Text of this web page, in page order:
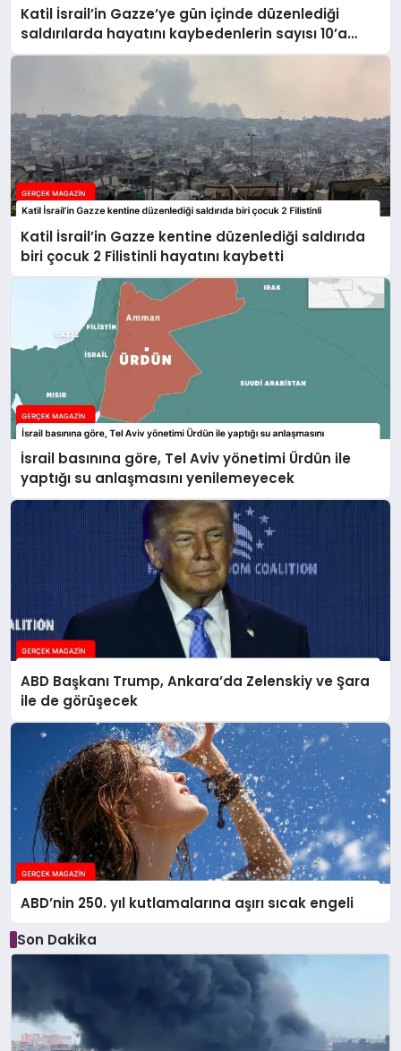
Katil İsrail’in Gazze’ye gün içinde düzenlediği
saldırılarda hayatını kaybedenlerin sayısı 10’a
yükseldi
Katil İsrail’in Gazze kentine düzenlediği saldırıda
biri çocuk 2 Filistinli hayatını kaybetti
İsrail basınına göre, Tel Aviv yönetimi Ürdün ile
yaptığı su anlaşmasını yenilemeyecek
ABD Başkanı Trump, Ankara’da Zelenskiy ve Şara
ile de görüşecek
ABD’nin 250. yıl kutlamalarına aşırı sıcak engeli
Son Dakika